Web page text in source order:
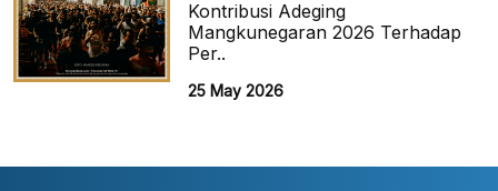
Kontribusi Adeging
Mangkunegaran 2026 Terhadap
Per..
25 May 2026